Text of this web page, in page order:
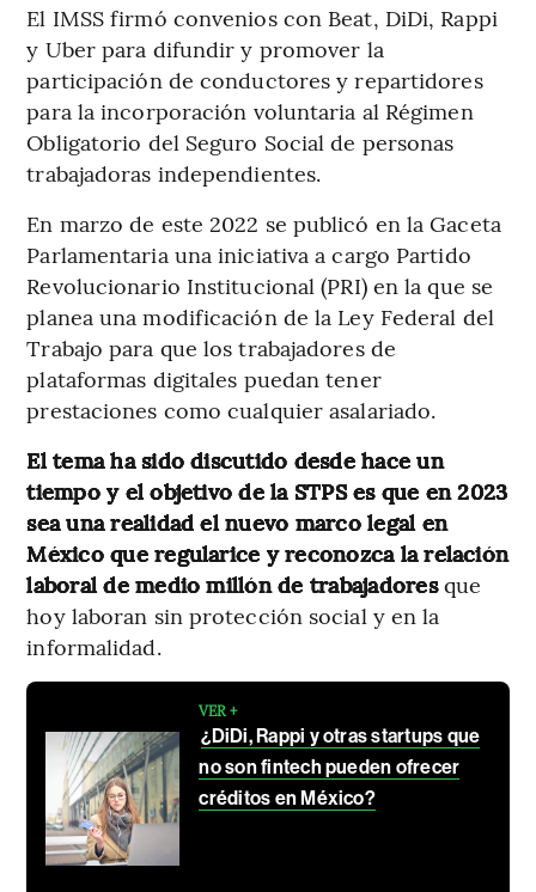
El IMSS firmó convenios con Beat, DiDi, Rappi
y Uber para difundir y promover la
participación de conductores y repartidores
para la incorporación voluntaria al Régimen
Obligatorio del Seguro Social de personas
trabajadoras independientes.
En marzo de este 2022 se publicó en la Gaceta
Parlamentaria una iniciativa a cargo Partido
Revolucionario Institucional (PRI) en la que se
planea una modificación de la Ley Federal del
Trabajo para que los trabajadores de
plataformas digitales puedan tener
prestaciones como cualquier asalariado.
El tema ha sido discutido desde hace un
tiempo y el objetivo de la STPS es que en 2023
sea una realidad el nuevo marco legal en
México que regularice y reconozca la relación
laboral de medio millón de trabajadoresque
hoy laboran sin protección social y en la
informalidad.
VER +
¿DiDi, Rappi y otras startups que
no son fintech pueden ofrecer
créditos en México?